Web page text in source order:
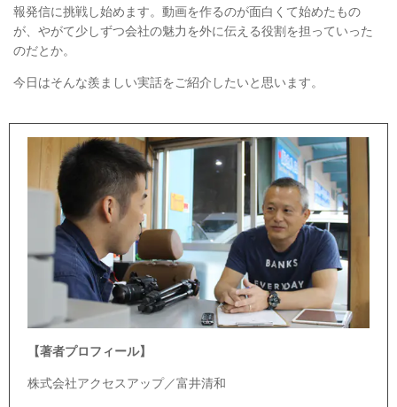
報発信に挑戦し始めます。動画を作るのが面白くて始めたもの
が、やがて少しずつ会社の魅力を外に伝える役割を担っていった
のだとか。
今日はそんな羨ましい実話をご紹介したいと思います。
【著者プロフィール】
株式会社アクセスアップ／富井清和